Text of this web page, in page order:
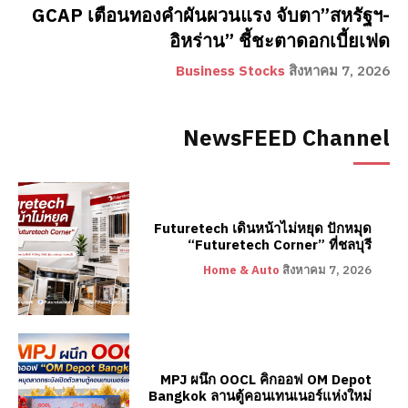
GCAP เตือนทองคำผันผวนแรง จับตา”สหรัฐฯ-
อิหร่าน” ชี้ชะตาดอกเบี้ยเฟด
Business Stocks สิงหาคม 7, 2026
NewsFEED Channel
Futuretech เดินหน้าไม่หยุด ปักหมุด
“Futuretech Corner” ที่ชลบุรี
Home & Auto สิงหาคม 7, 2026
MPJ ผนึก OOCL คิกออฟ OM Depot
Bangkok ลานตู้คอนเทนเนอร์แห่งใหม่